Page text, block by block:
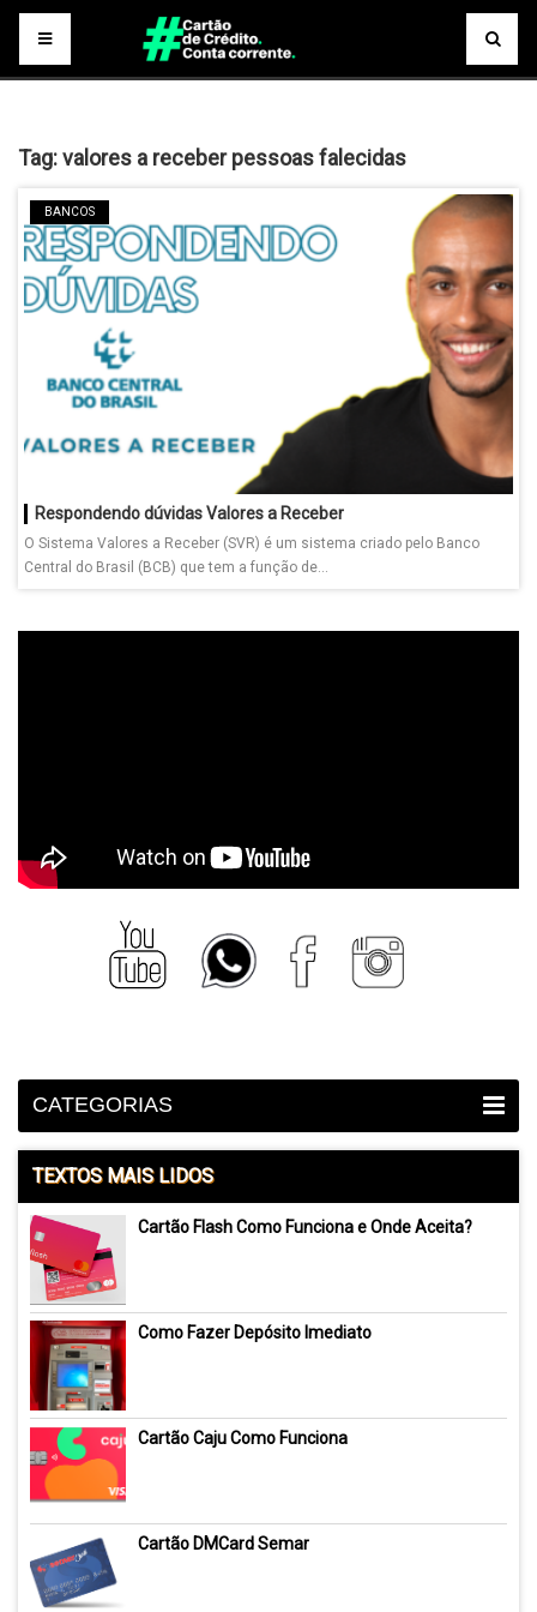
Tag:valores a receber pessoas falecidas
BANCOS
Respondendo dúvidas Valores a Receber
O Sistema Valores a Receber (SVR) é um sistema criado pelo Banco
Central do Brasil (BCB) que tem a função de...
CATEGORIAS
TEXTOS MAIS LIDOS
Cartão Flash Como Funciona e Onde Aceita?
Como Fazer Depósito Imediato
Cartão Caju Como Funciona
Cartão DMCard Semar